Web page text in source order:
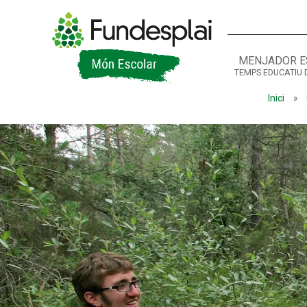
MENJADOR
TEMPS EDUCATIU
Inici »
ACTIVITATS D'ESTIU
CASES DE COLÒNIES
CONEIX FUNDESPLAI
La Fundació